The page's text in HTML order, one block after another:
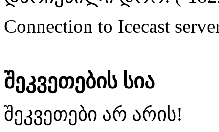
Connection to Icecast
შეკვეთების სია
შეკვეთები არ არის!